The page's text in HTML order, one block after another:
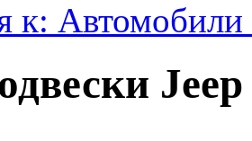
к: Автомобили